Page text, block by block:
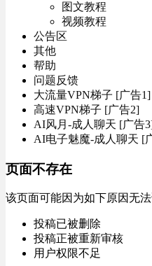
图文教程
视频教程
公告区
其他
帮助
问题反馈
大流量VPN梯子 [广告1]
高速VPN梯子 [广告2]
AI风月-成人聊天 [广告
AI电子魅魔-成人聊天 [
页面不存在
该页面可能因为如下原因无
投稿已被删除
投稿正被重新审核
用户权限不足